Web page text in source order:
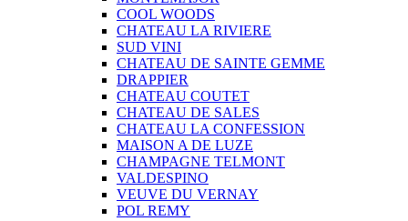
COOL WOODS
CHATEAU LA RIVIERE
SUD VINI
CHATEAU DE SAINTE GEMME
DRAPPIER
CHATEAU COUTET
CHATEAU DE SALES
CHATEAU LA CONFESSION
MAISON A DE LUZE
CHAMPAGNE TELMONT
VALDESPINO
VEUVE DU VERNAY
POL REMY